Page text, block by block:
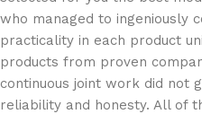
who managed to ingeniously
practicality in each product
products from proven
continuous joint work did not
reliability and honesty. All of